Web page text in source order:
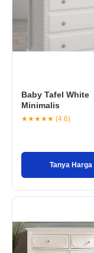
Baby Tafel White
Minimalis
★★★★★ (4.6)
Tanya Harga